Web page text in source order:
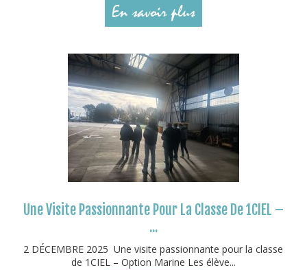
En savoir plus
Une Visite Passionnante Pour La Classe De 1CIEL –
...
2 DÉCEMBRE 2025 Une visite passionnante pour la classe
de 1CIEL – Option Marine Les élève...